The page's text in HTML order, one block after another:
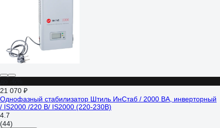
21 070 ₽
Однофазный стабилизатор Штиль ИнСтаб / 2000 ВА, инверторный
/ IS2000 /220 В/ IS2000 (220-230В)
4.7
(44)